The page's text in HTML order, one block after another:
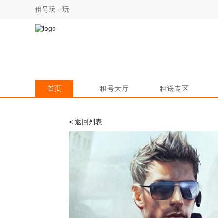
租号玩一玩
首页 租号大厅 租送专区
< 返回列表